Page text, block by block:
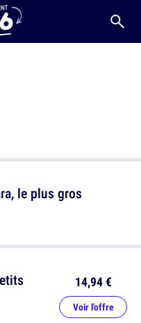
le plus gros
14,94 €
Voir l'offre